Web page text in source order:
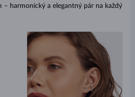
– harmonický a elegantný pár na každý